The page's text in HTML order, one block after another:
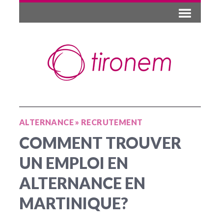
ALTERNANCE» RECRUTEMENT
COMMENT TROUVER
UN EMPLOI EN
ALTERNANCE EN
MARTINIQUE?